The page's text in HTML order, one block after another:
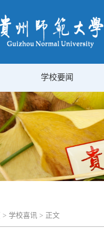
学校要闻
> 学校喜讯 > 正文